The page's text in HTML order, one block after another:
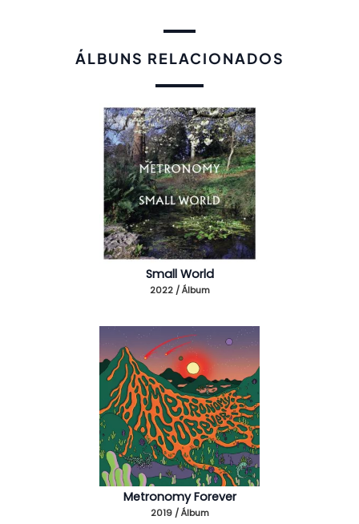
ÁLBUNS RELACIONADOS
Small World
2022 / Álbum
Metronomy Forever
2019 / Álbum